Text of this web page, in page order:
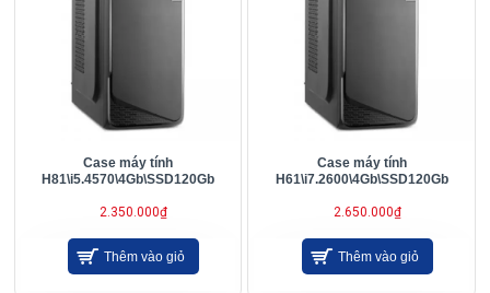
Case máy tính
H81\i5.4570\4Gb\SSD120Gb
2.350.000₫
Thêm vào giỏ
Case máy tính
H61\i7.2600\4Gb\SSD120Gb
2.650.000₫
Thêm vào giỏ